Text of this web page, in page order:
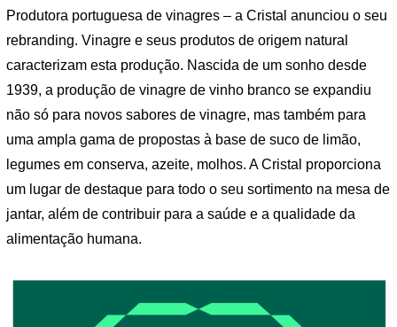
Produtora portuguesa de vinagres – a Cristal anunciou o seu
rebranding. Vinagre e seus produtos de origem natural
caracterizam esta produção. Nascida de um sonho desde
1939, a produção de vinagre de vinho branco se expandiu
não só para novos sabores de vinagre, mas também para
uma ampla gama de propostas à base de suco de limão,
legumes em conserva, azeite, molhos. A Cristal proporciona
um lugar de destaque para todo o seu sortimento na mesa de
jantar, além de contribuir para a saúde e a qualidade da
alimentação humana.